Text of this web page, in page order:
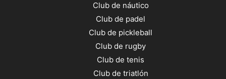
Club de náutico
Club de padel
Club de pickleball
Club de rugby
Club de tenis
Club de triatlón